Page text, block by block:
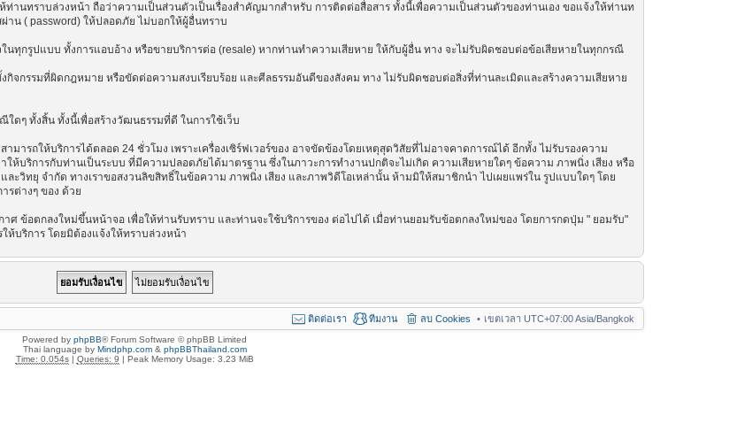
านทราบล่วงหน้า ถือว่าความเป็นส่วนตัวเป็นเรื่องสำคัญมากสำหรับ การติดต่อสื่อสาร ทั้งนี้เพื่อความเป็นส่วนตัวของท่านเอง ขอแจ้งให้ท่านท
าน ( password) ให้ปลอดภัย ไม่บอกให้ผู้อื่นทราบ
นทุกรูปแบบ ทั้งการแอบอ้าง หรือขายบริการต่อ (resale) หากท่านทำความเสียหาย ให้กับผู้อื่น ทาง จะไม่รับผิดชอบต่อข้อเสียหายในทุกกรณี
จกรรมที่ผิดกฎหมาย หรือขัดต่อความสงบเรียบร้อย และศีลธรรมอันดีของสังคม ทาง ไม่รับผิดชอบต่อสิ่งที่ท่านละเมิดและสร้างความเสียหาย
ดๆ ทั้งสิ้น ทั้งนี้เพื่อสร้างวัฒนธรรมที่ดี ในการใช้เว็บ
มารถให้บริการได้ตลอด 24 ชั่วโมง เพราะเครื่องเซิร์ฟเวอร์ของ อาจขัดข้องโดยเหตุสุดวิสัยที่ไม่อาจคาดการณ์ได้ อีกทั้ง ไม่รับรองความ
ห้บริการกับท่านเป็นระบบ ที่มีความปลอดภัยได้มาตรฐาน ซึ่งในภาวะการทำงานปกติจะไม่เกิด ความเสียหายใดๆ ข้อความ ภาพนิ่ง เสียง หรือ
วิทยุ จำกัด ทางเราขอสงวนลิขสิทธิ์ในข้อความ ภาพนิ่ง เสียง และภาพวิดีโอเหล่านั้น ห้ามมิให้สมาชิกนำ ไปเผยแพร่ใน รูปแบบใดๆ โดย
รต่างๆ ของ ด้วย
ศ ข้อตกลงใหม่ขึ้นหน้าจอ เพื่อให้ท่านรับทราบ และท่านจะใช้บริการของ ต่อไปได้ เมื่อท่านยอมรับข้อตกลงใหม่ของ โดยการกดปุ่ม " ยอมรับ"
ห้บริการ โดยมิต้องแจ้งให้ทราบล่วงหน้า
เขตเวลา UTC+07:00 Asia/Bangkok
ลบ Cookies
ทีมงาน
ติดต่อเรา
Powered by phpBB® Forum Software © phpBB Limited
Thai language by Mindphp.com& phpBBThailand.com
Time: 0.054s| Queries: 9 | Peak Memory Usage: 3.23 MiB